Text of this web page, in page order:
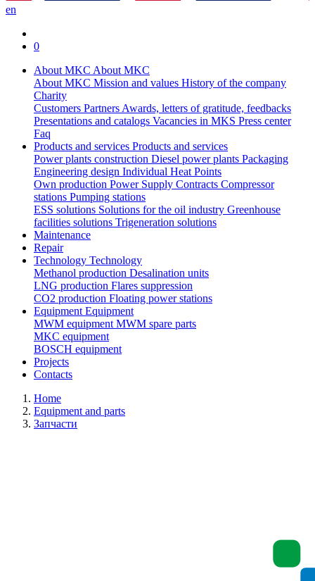
en
0
About MKC About MKC
About MKC Mission and values History of the company
Charity
Customers PartnersAwards, letters of gratitude, feedbacks
Presentations and catalogs Vacancies in MKS Press center
Faq
Products and services Products and services
Power plants construction Diesel power plants Packaging
Engineering design Individual Heat Points
Own production Power Supply Contracts Compressor
stations Pumping stations
ESS solutions Solutions for the oil industry Greenhouse
facilities solutions Trigeneration solutions
Maintenance
Repair
Technology Technology
Methanol production Desalination units
LNG production Flares suppression
СО2 production Floating power stations
EquipmentEquipment
MWM equipmentMWM spare parts
MKC equipment
BOSCH equipment
Projects
Contacts
Home
Equipment and parts
Запчасти